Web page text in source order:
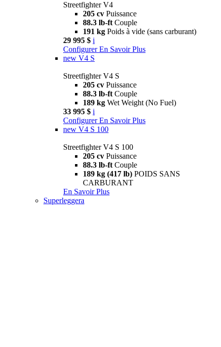
Streetfighter V4
205 cv Puissance
88.3 lb-ft Couple
191 kg Poids à vide (sans carburant)
29 995 $ i
Configurer En Savoir Plus
new V4 S
Streetfighter V4 S
205 cv Puissance
88.3 lb-ft Couple
189 kg Wet Weight (No Fuel)
33 995 $ i
Configurer En Savoir Plus
new V4 S 100
Streetfighter V4 S 100
205 cv Puissance
88.3 lb-ft Couple
189 kg (417 lb) POIDS SANS
CARBURANT
En Savoir Plus
Superleggera